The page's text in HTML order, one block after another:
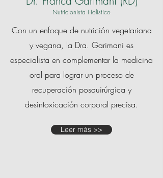
Nutricionista Holístico
Con un enfoque de nutrición vegetariana
y vegana, la Dra. Garimani es
especialista en complementar la medicina
oral para lograr un proceso de
recuperación posquirúrgica y
desintoxicación corporal precisa.
Leer más >>